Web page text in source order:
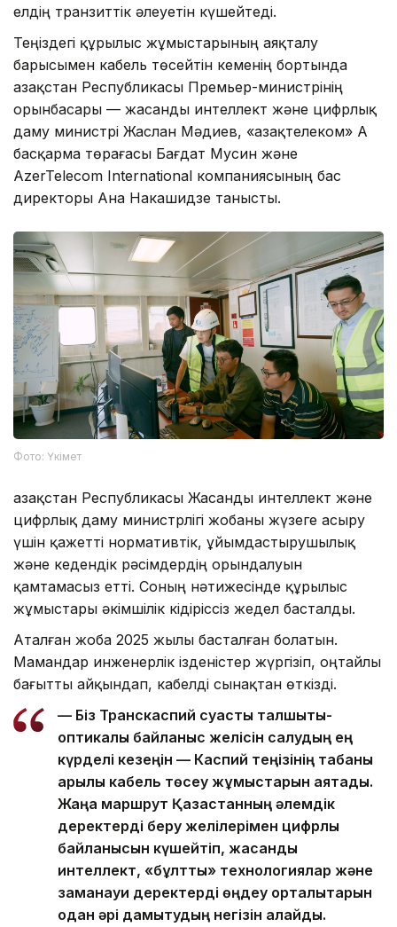
елдің транзиттік әлеуетін күшейтеді.
Теңіздегі құрылыс жұмыстарының аяқталу
барысымен кабель төсейтін кеменің бортында
Қазақстан Республикасы Премьер-министрінің
орынбасары — жасанды интеллект және цифрлық
даму министрі Жаслан Мәдиев, «Қазақтелеком» АҚ
басқарма төрағасы Бағдат Мусин және
AzerTelecom International компаниясының бас
директоры Ана Накашидзе танысты.
Фото: Үкімет
Қазақстан Республикасы Жасанды интеллект және
цифрлық даму министрлігі жобаны жүзеге асыру
үшін қажетті нормативтік, ұйымдастырушылық
және кедендік рәсімдердің орындалуын
қамтамасыз етті. Соның нәтижесінде құрылыс
жұмыстары әкімшілік кідіріссіз жедел басталды.
Аталған жоба 2025 жылы басталған болатын.
Мамандар инженерлік ізденістер жүргізіп, оңтайлы
бағытты айқындап, кабелді сынақтан өткізді.
— Біз Транскаспий суасты талшықты-
оптикалық байланыс желісін салудың ең
күрделі кезеңін — Каспий теңізінің табаны
арқылы кабель төсеу жұмыстарын аяқтадық.
Жаңа маршрут Қазақстанның әлемдік
деректерді беру желілерімен цифрлық
байланысын күшейтіп, жасанды
интеллект, «бұлтты» технологиялар және
заманауи деректерді өңдеу орталықтарын
одан әрі дамытудың негізін қалайды.